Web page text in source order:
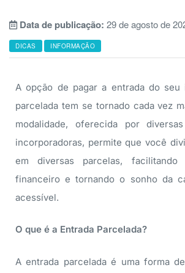
Data de publicação: 29 de agosto de
DICAS INFORMAÇÃO
A opção de pagar a entrada do seu
parcelada tem se tornado cada vez
modalidade, oferecida por
incorporadoras, permite que você
em diversas parcelas, facilitando
financeiro e tornando o sonho da
acessível.
O que é a Entrada Parcelada?
A entrada parcelada é uma forma